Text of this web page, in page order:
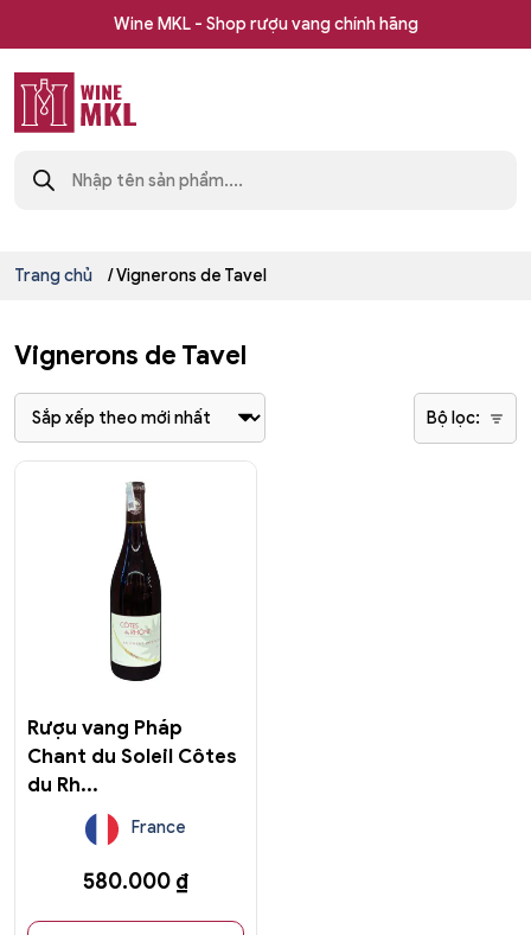
Wine MKL - Shop rượu vang chính hãng
rượu
vang
Wine
kiếm
sản
Trang chủ / Vignerons de Tavel
Vignerons de Tavel
Bộ lọc:
Rượu vang Pháp
Chant du Soleil Côtes
du Rh...
France
580.000 ₫